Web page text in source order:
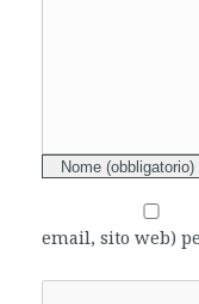
email, sito web)